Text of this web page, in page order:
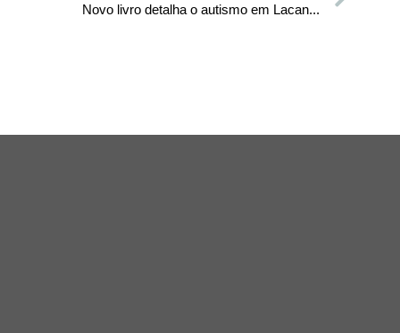
Novo livro detalha o autismo em Lacan...